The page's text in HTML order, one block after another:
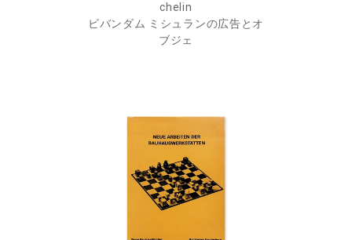
chelin
ビバンダム ミシュランの広告とオ
ブジェ